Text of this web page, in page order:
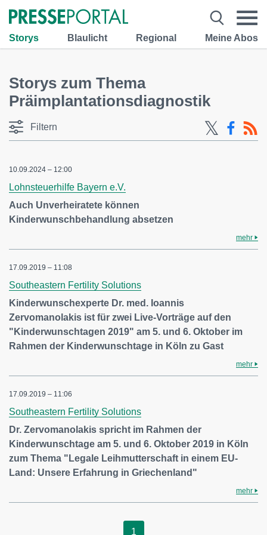
Storys Blaulicht Regional Meine Abos
Storys zum Thema
Präimplantationsdiagnostik
Filtern
10.09.2024 – 12:00
Lohnsteuerhilfe Bayern e.V.
Auch Unverheiratete können
Kinderwunschbehandlung absetzen
mehr
17.09.2019 – 11:08
Southeastern Fertility Solutions
Kinderwunschexperte Dr. med. Ioannis
Zervomanolakis ist für zwei Live-Vorträge auf den
"Kinderwunschtagen 2019" am 5. und 6. Oktober im
Rahmen der Kinderwunschtage in Köln zu Gast
mehr
17.09.2019 – 11:06
Southeastern Fertility Solutions
Dr. Zervomanolakis spricht im Rahmen der
Kinderwunschtage am 5. und 6. Oktober 2019 in Köln
zum Thema "Legale Leihmutterschaft in einem EU-
Land: Unsere Erfahrung in Griechenland"
mehr
1